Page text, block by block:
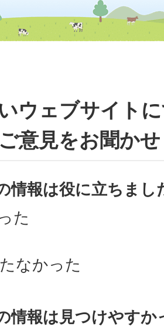
ウェブサイト
意見をお聞か
情報は役に立ちまし
た
なかった
情報は見つけやすか